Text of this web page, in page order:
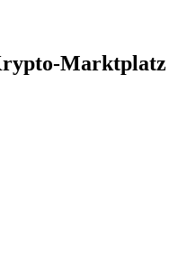
Marktplatz